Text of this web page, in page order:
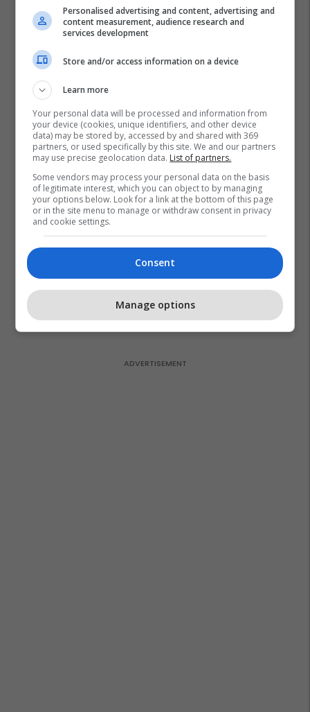
Promo Reklamo këtu
Këtë herë me kartelë
Zgjidhni një nga katër modelet
tuaja të preferuara Peugeot
Peugot Kosova
IPKO vazhdon partneritetin me
IPKO
më 3, 4 dhe 5 gusht në Prishtinë
Personalised advertising and content, advertising and
content measurement, audience research and
services development
Store and/or access information on a device
Learn more
Your personal data will be processed and information from
your device (cookies, unique identifiers, and other device
data) may be stored by, accessed by and shared with 369
partners, or used specifically by this site. We and our partners
may use precise geolocation data. List of partners.
Some vendors may process your personal data on the basis
of legitimate interest, which you can object to by managing
your options below. Look for a link at the bottom of this page
or in the site menu to manage or withdraw consent in privacy
and cookie settings.
Consent
Manage options